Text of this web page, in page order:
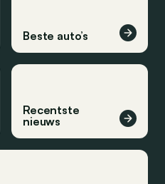
Beste auto’s
Recentste
nieuws